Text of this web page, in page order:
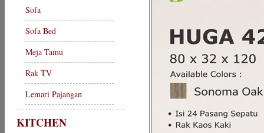
Sofa
Sofa Bed
Meja Tamu
Rak TV
Lemari Pajangan
KITCHEN